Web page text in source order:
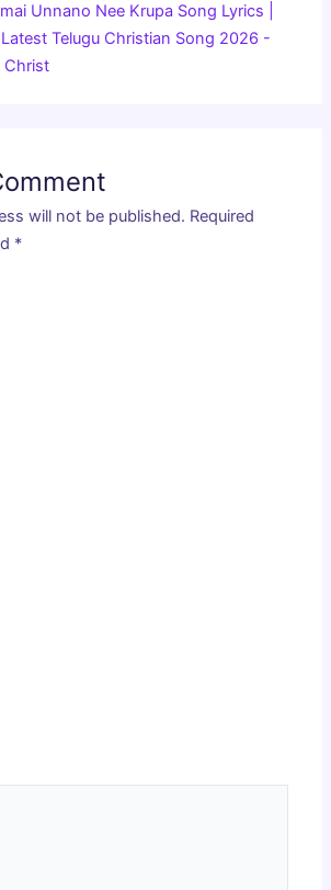
Unnano Nee Krupa Song Lyrics |
Telugu Christian Song 2026 -
Christ
will not be published. Required
*